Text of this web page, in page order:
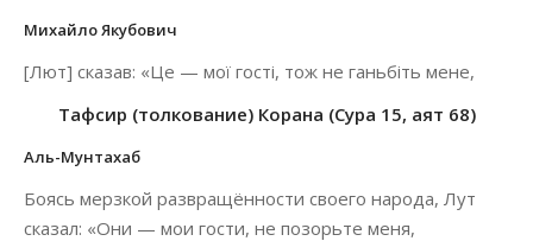
Михайло Якубович
[Лют] сказав: «Це — мої гості, тож не ганьбіть мене,
Тафсир (толкование) Корана (Сура 15, аят 68)
Аль-Мунтахаб
Боясь мерзкой развращённости своего народа, Лут
сказал: «Они — мои гости, не позорьте меня,